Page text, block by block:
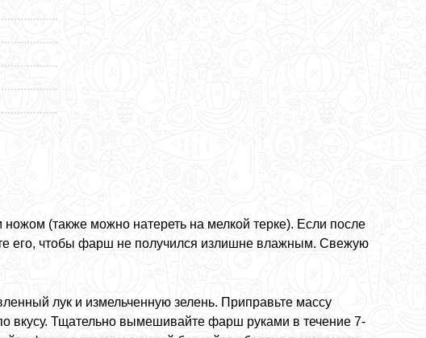
(также можно натереть на мелкой терке). Если после
его, чтобы фарш не получился излишне влажным. Свежую
лук и измельченную зелень. Приправьте массу
Тщательно вымешивайте фарш руками в течение 7-